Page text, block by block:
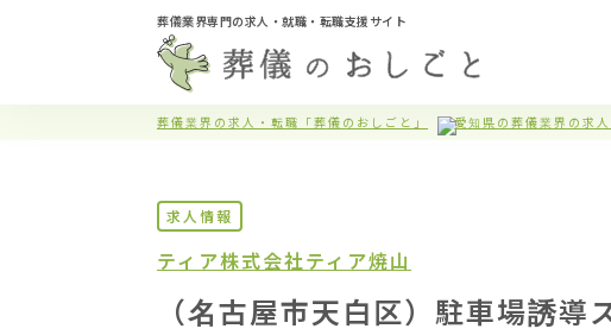
葬儀業界専門の求人・就職・転職支援サイト
葬儀業界の求人・転職「葬儀のおしごと」 愛知県の葬儀業界の求
求人情報
ティア株式会社ティア焼山
（名古屋市天白区）駐車場誘導